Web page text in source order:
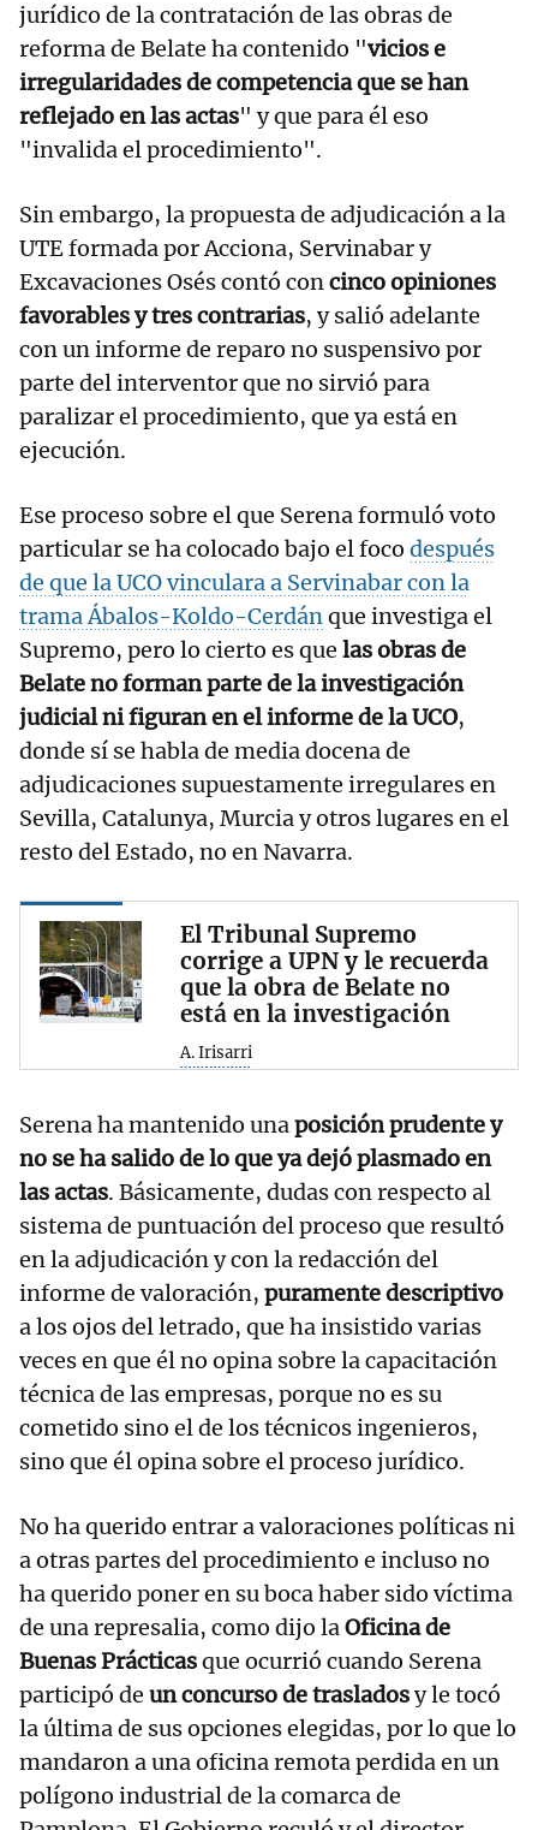
jurídico de la contratación de las obras de
reforma de Belate ha contenido "vicios e
irregularidades de competencia que se han
reflejado en las actas" y que para él eso
"invalida el procedimiento".
Sin embargo, la propuesta de adjudicación a la
UTE formada por Acciona, Servinabar y
Excavaciones Osés contó concinco opiniones
favorables y tres contrarias, y salió adelante
con un informe de reparo no suspensivo por
parte del interventor que no sirvió para
paralizar el procedimiento, que ya está en
ejecución.
Ese proceso sobre el que Serena formuló voto
particular se ha colocado bajo el foco después
de que la UCO vinculara a Servinabar con la
trama Ábalos-Koldo-Cerdánque investiga el
Supremo, pero lo cierto es que las obras de
Belate no forman parte de la investigación
judicial ni figuran en el informe de la UCO,
donde sí se habla de media docena de
adjudicaciones supuestamente irregulares en
Sevilla, Catalunya, Murcia y otros lugares en el
resto del Estado, no en Navarra.
El Tribunal Supremo
corrige a UPN y le recuerda
que la obra de Belate no
está en la investigación
A. Irisarri
Serena ha mantenido unaposición prudente y
no se ha salido de lo que ya dejó plasmado en
las actas. Básicamente, dudas con respecto al
sistema de puntuación del proceso que resultó
en la adjudicación y con la redacción del
informe de valoración, puramente descriptivo
a los ojos del letrado, que ha insistido varias
veces en que él no opina sobre la capacitación
técnica de las empresas, porque no es su
cometido sino el de los técnicos ingenieros,
sino que él opina sobre el proceso jurídico.
No ha querido entrar a valoraciones políticas ni
a otras partes del procedimiento e incluso no
ha querido poner en su boca haber sido víctima
de una represalia, como dijo laOficina de
Buenas Prácticasque ocurrió cuando Serena
participó de un concurso de trasladosy le tocó
la última de sus opciones elegidas, por lo que lo
mandaron a una oficina remota perdida en un
polígono industrial de la comarca de